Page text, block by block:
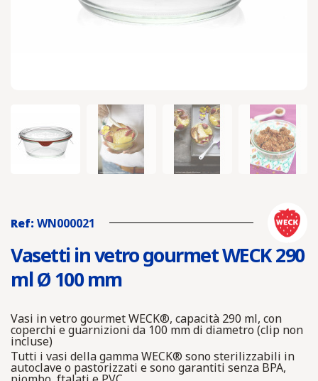
Ref: WN000021
Vasetti in vetro gourmet WECK 290
ml Ø 100 mm
Vasi in vetro gourmet WECK®, capacità 290 ml, con
coperchi e guarnizioni da 100 mm di diametro (clip non
incluse)
Tutti i vasi della gamma WECK® sono sterilizzabili in
autoclave o pastorizzati e sono garantiti senza BPA,